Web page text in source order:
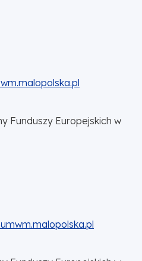
Funduszy Europejskich w